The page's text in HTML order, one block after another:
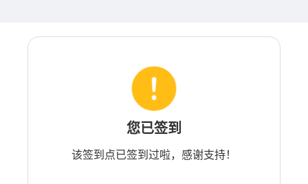
您已签到
该签到点已签到过啦，感谢支持！